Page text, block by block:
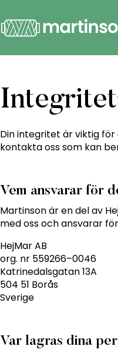
Din integritet är viktig
kontakta oss som kan
Vem ansvarar för
Martinson är en del av
med oss och ansvarar
HejMar AB
org. nr 559266–0046
Katrinedalsgatan 13A
504 51 Borås
Sverige
Var lagras dina